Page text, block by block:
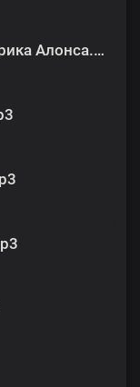
02. Волшебный глаз старика Алонса.mp3